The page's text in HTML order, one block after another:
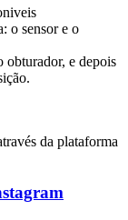
o sensor e o
obturador, e depois
da plataforma